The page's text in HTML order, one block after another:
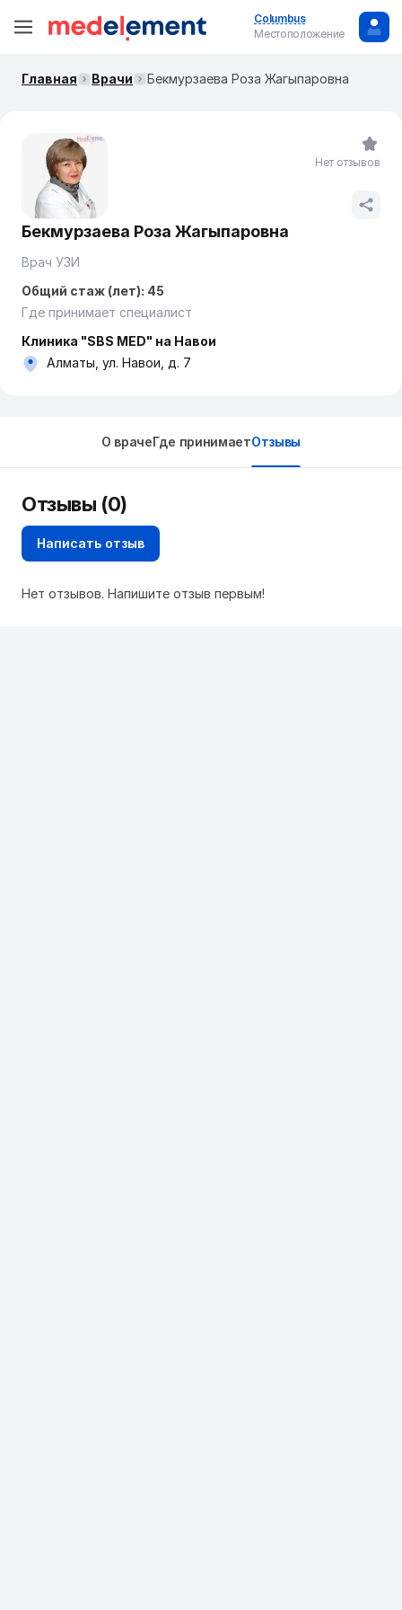
Columbus
Местоположение
Главная Врачи Бекмурзаева Роза Жагыпаровна
Бекмурзаева Роза Жагыпаровна
Врач УЗИ
Общий стаж (лет): 45
Где принимает специалист
Клиника "SBS MED" на Навои
Алматы, ул. Навои, д. 7
Нет отзывов
О врачеГде принимаетОтзывы
Отзывы (0)
Написать отзыв
Нет отзывов. Напишите отзыв первым!